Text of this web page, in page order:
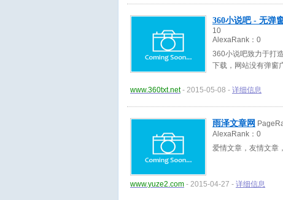
360小说吧 - 无弹
10
AlexaRank： 0
360小说吧致力于打
下载，网站没有弹窗
www.360txt.net- 2015-05-08 - 详细信息
雨泽文章网
AlexaRank： 0
爱情文章，友情文章
www.yuze2.com - 2015-04-27 - 详细信息